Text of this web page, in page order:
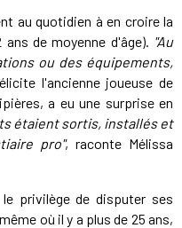
au quotidien à en croire la
de moyenne d'âge). "Au
ou des équipements,
l'ancienne joueuse de
a eu une surprise en
étaient sortis, installés et
pro", raconte Mélissa
privilège de disputer ses
où il y a plus de 25 ans,